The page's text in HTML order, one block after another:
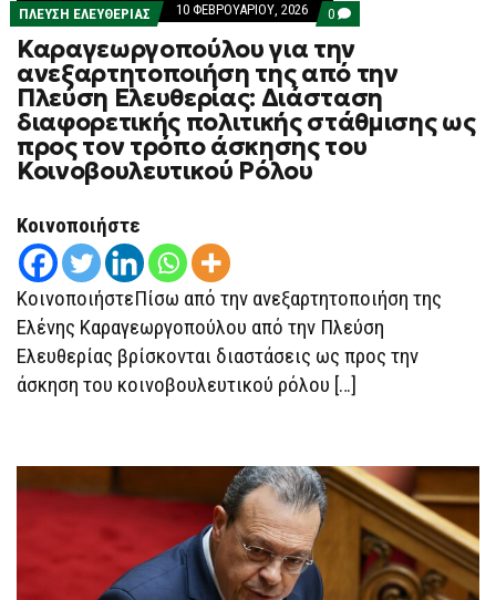
ΠΛΕΎΣΗ ΕΛΕΥΘΕΡΊΑΣ 10 ΦΕΒΡΟΥΑΡΊΟΥ, 2026 0 COMMENTS
ON
ΚΑΡΑΓΕΩΡΓΟΠΟΎΛΟΥ
ΓΙΑ
ΤΗΝ
ΑΝΕΞΑΡΤΗΤΟΠΟΙΉΣΗ
ΤΗΣ
ΑΠΌ
ΤΗΝ
ΤΟΝ
ΆΣΚΗΣΗΣ
ΚΟΙΝΟΒΟΥΛΕΥΤΙΚΟΎ
ΡΌΛΟΥ
Καραγεωργοπούλου για την
ανεξαρτητοποιήση της από την
Πλεύση Ελευθερίας: Διάσταση
διαφορετικής πολιτικής στάθμισης ως
προς τον τρόπο άσκησης του
Κοινοβουλευτικού Ρόλου
Κοινοποιήστε
ΚοινοποιήστεΠίσω από την ανεξαρτητοποιήση της
Ελένης Καραγεωργοπούλου από την Πλεύση
Ελευθερίας βρίσκονται διαστάσεις ως προς την
άσκηση του κοινοβουλευτικού ρόλου […]